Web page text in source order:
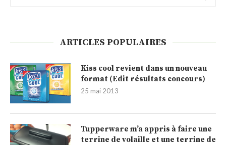
ARTICLES POPULAIRES
Kiss cool revient dans un nouveau
format (Edit résultats concours)
25 mai 2013
Tupperware m’a appris à faire une
terrine de volaille et une terrine de